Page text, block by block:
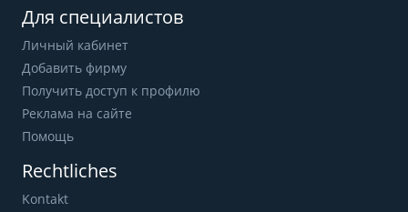
Для специалистов
Личный кабинет
Добавить фирму
Получить доступ к профилю
Реклама на сайте
Помощь
Rechtliches
Kontakt